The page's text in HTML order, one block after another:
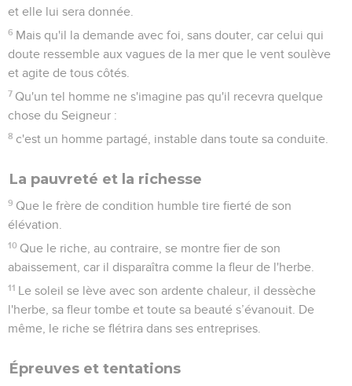
et elle lui sera donnée.
6 Mais qu'il la demande avec foi, sans douter, car celui qui
doute ressemble aux vagues de la mer que le vent soulève
et agite de tous côtés.
7 Qu'un tel homme ne s'imagine pas qu'il recevra quelque
chose du Seigneur :
8 c'est un homme partagé, instable dans toute sa conduite.
La pauvreté et la richesse
9 Que le frère de condition humble tire fierté de son
élévation.
10 Que le riche, au contraire, se montre fier de son
abaissement, car il disparaîtra comme la fleur de l'herbe.
11 Le soleil se lève avec son ardente chaleur, il dessèche
l'herbe, sa fleur tombe et toute sa beauté s’évanouit. De
même, le riche se flétrira dans ses entreprises.
Épreuves et tentations